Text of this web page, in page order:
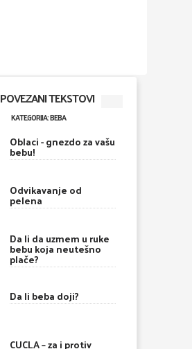
POVEZANI TEKSTOVI
KATEGORIJA: BEBA
Oblaci - gnezdo za vašu
bebu!
Odvikavanje od
pelena
Da li da uzmem u ruke
bebu koja neutešno
plače?
Da li beba doji?
CUCLA – za i protiv